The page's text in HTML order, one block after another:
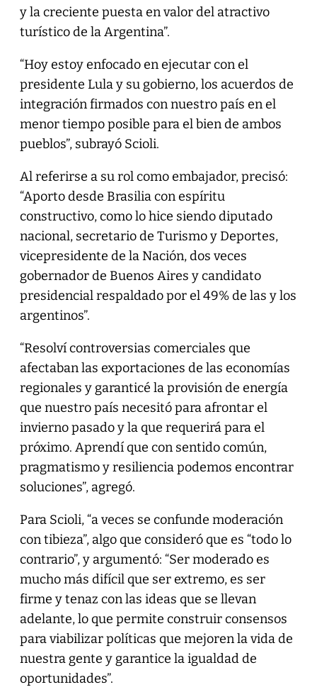
y la creciente puesta en valor del atractivo
turístico de la Argentina”.
“Hoy estoy enfocado en ejecutar con el
presidente Lula y su gobierno, los acuerdos de
integración firmados con nuestro país en el
menor tiempo posible para el bien de ambos
pueblos”, subrayó Scioli.
Al referirse a su rol como embajador, precisó:
“Aporto desde Brasilia con espíritu
constructivo, como lo hice siendo diputado
nacional, secretario de Turismo y Deportes,
vicepresidente de la Nación, dos veces
gobernador de Buenos Aires y candidato
presidencial respaldado por el 49% de las y los
argentinos”.
“Resolví controversias comerciales que
afectaban las exportaciones de las economías
regionales y garanticé la provisión de energía
que nuestro país necesitó para afrontar el
invierno pasado y la que requerirá para el
próximo. Aprendí que con sentido común,
pragmatismo y resiliencia podemos encontrar
soluciones”, agregó.
Para Scioli, “a veces se confunde moderación
con tibieza”, algo que consideró que es “todo lo
contrario”, y argumentó: “Ser moderado es
mucho más difícil que ser extremo, es ser
firme y tenaz con las ideas que se llevan
adelante, lo que permite construir consensos
para viabilizar políticas que mejoren la vida de
nuestra gente y garantice la igualdad de
oportunidades”.